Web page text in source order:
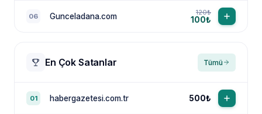
06 Gunceladana.com 120₺
100₺
En Çok Satanlar Tümü
01 habergazetesi.com.tr 500₺